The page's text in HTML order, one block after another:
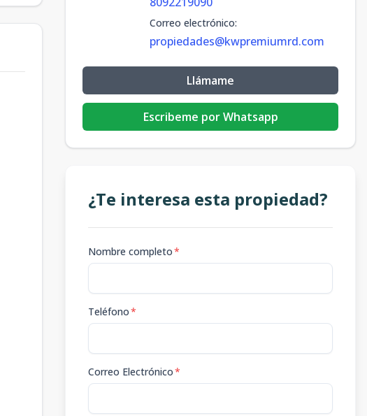
Correo electrónico:
propiedades@kwpremiumrd.com
Llámame
Escribeme por Whatsapp
¿Te interesa esta propiedad?
Nombre completo*
Teléfono*
Correo Electrónico*